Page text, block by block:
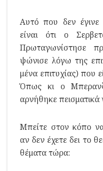
Αυτό που δεν
είναι ότι ο
Πρωταγωνίστησε
ψώνισε λόγω της
μένα επιτυχίας) που
Όπως κι ο
αρνήθηκε πεισματικά
Μπείτε στον κόπο
αν δεν έχετε δει το
θέματα τώρα: